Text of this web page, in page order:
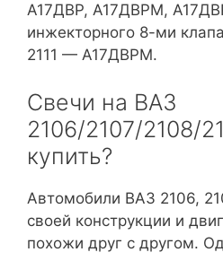
А17ДВР, А17ДВРМ,
инжекторного 8-ми
2111 — А17ДВРМ.
Свечи на ВАЗ
2106/2107/2108/
купить?
Автомобили ВАЗ 2106,
своей конструкции и
похожи друг с другом.